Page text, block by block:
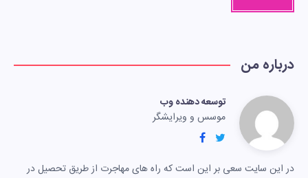
درباره من
توسعه دهنده وب
موسس و ویرایشگر
در این سایت سعی بر این است که راه های مهاجرت از طریق تحصیل در